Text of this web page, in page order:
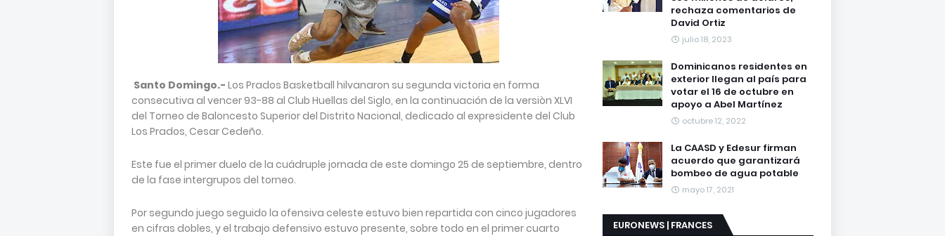
Santo Domingo.- Los Prados Basketball hilvanaron su segunda victoria en forma
consecutiva al vencer 93-88 al Club Huellas del Siglo, en la continuación de la versiòn XLVI
del Torneo de Baloncesto Superior del Distrito Nacional, dedicado al expresidente del Club
Los Prados, Cesar Cedeño.
Este fue el primer duelo de la cuádruple jornada de este domingo 25 de septiembre, dentro
de la fase intergrupos del torneo.
Por segundo juego seguido la ofensiva celeste estuvo bien repartida con cinco jugadores
en cifras dobles, y el trabajo defensivo estuvo presente, sobre todo en el primer cuarto
rechaza comentarios de
David Ortiz
julio 18, 2023
Dominicanos residentes en
exterior llegan al país para
votar el 16 de octubre en
apoyo a Abel Martínez
octubre 12, 2022
La CAASD y Edesur firman
acuerdo que garantizará
bombeo de agua potable
mayo 17, 2021
EURONEWS | FRANCES